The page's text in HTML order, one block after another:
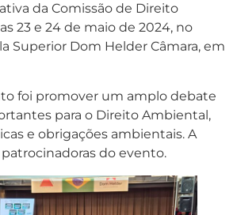
da Comissão de Direito
23 e 24 de maio de 2024, no
Superior Dom Helder Câmara, em
foi promover um amplo debate
para o Direito Ambiental,
e obrigações ambientais. A
do evento.